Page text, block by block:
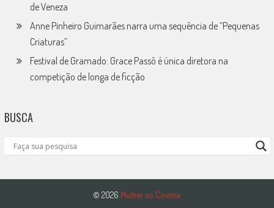
de Veneza
Anne Pinheiro Guimarães narra uma sequência de “Pequenas
Criaturas”
Festival de Gramado: Grace Passô é única diretora na
competição de longa de ficção
BUSCA
© 2026 Mulher no Cinema